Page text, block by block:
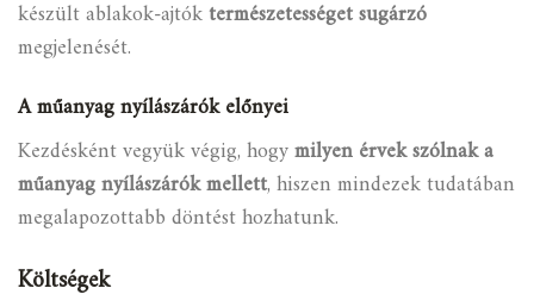
készült ablakok-ajtóktermészetességet sugárzó
megjelenését.
A műanyag nyílászárók előnyei
Kezdésként vegyük végig, hogymilyen érvek szólnak a
műanyag nyílászárók mellett, hiszen mindezek tudatában
megalapozottabb döntést hozhatunk.
Költségek